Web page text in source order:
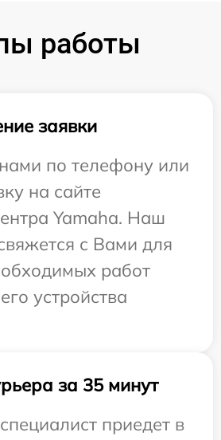
работы
заявки
по телефону или
на сайте
Yamaha. Наш
с Вами для
работ
устройства
за 35 минут
приедет в